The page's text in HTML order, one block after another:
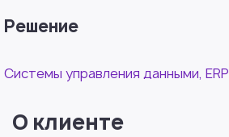
Решение
Системы управления данными, ERP
О клиенте